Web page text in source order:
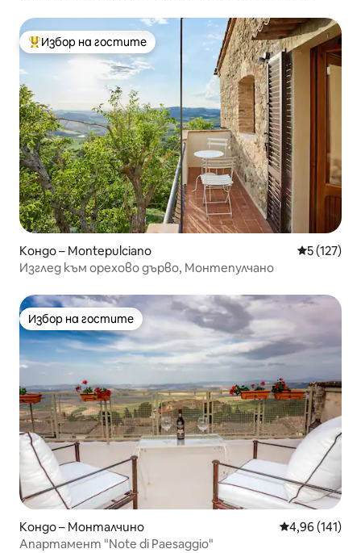
Най-популярен избор на гостите
Избор на гостите
Кондо – Montepulciano Средна
5 (127)
Изглед към орехово дърво, Монтепулчано
Избор на гостите
Избор на гостите
Кондо – Монталчино Средна
4,96 (141)
Апартамент "Note di Paesaggio"